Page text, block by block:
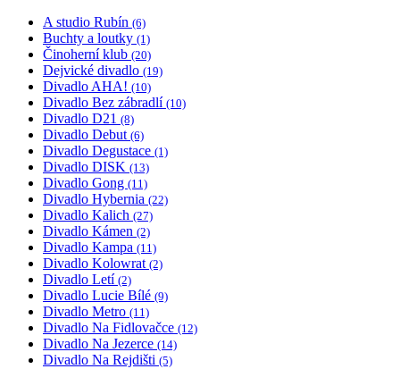
A studio Rubín (6)
Buchty a loutky (1)
Činoherní klub (20)
Dejvické divadlo (19)
Divadlo AHA! (10)
Divadlo Bez zábradlí (10)
Divadlo D21 (8)
Divadlo Debut (6)
Divadlo Degustace (1)
Divadlo DISK (13)
Divadlo Gong (11)
Divadlo Hybernia (22)
Divadlo Kalich (27)
Divadlo Kámen (2)
Divadlo Kampa (11)
Divadlo Kolowrat (2)
Divadlo Letí (2)
Divadlo Lucie Bílé (9)
Divadlo Metro (11)
Divadlo Na Fidlovačce (12)
Divadlo Na Jezerce (14)
Divadlo Na Rejdišti (5)